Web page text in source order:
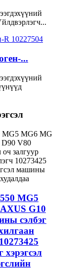
...
MG5
G10
сэлбэг